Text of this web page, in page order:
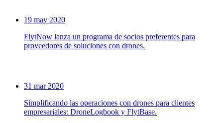
19 may 2020
FlytNow lanza un programa de socios preferentes para
proveedores de soluciones con drones.
31 mar 2020
Simplificando las operaciones con drones para clientes
empresariales: DroneLogbook y FlytBase.